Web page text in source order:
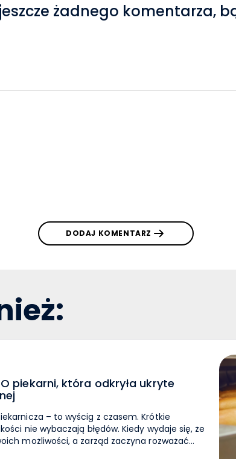
żadnego komentarza,
DODAJ KOMENTARZ
piekarni, która odkryła ukryte
– to wyścig z czasem. Krótkie
nie wybaczają błędów. Kiedy wydaje się, że
możliwości, a zarząd zaczyna rozważać